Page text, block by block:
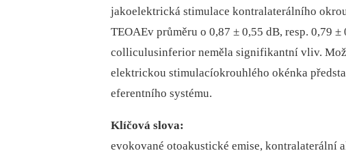
jakoelektrická stimulace kontralaterálního
TEOAEv průměru o 0,87 ± 0,55 dB, resp. 0,79
colliculusinferior neměla signifikantní vliv.
elektrickou stimulacíokrouhlého okénka
eferentního systému.
Klíčová slova:
evokované otoakustické emise, kontralaterální